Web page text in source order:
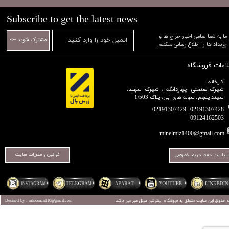
فروشگاه
کارخانه :
شهرک صنعتی چهاردانگه ، شهرک سهند،
سهند پنجم، سوله های آبی، پلاک 1/503
02191307428 -02191307429
09124162503​​​​​​​​​​​​​​​​​​​​​
minelmiz1400@gmail.com
Subscribe to get the latest news
​​​​​​​ما به شما تمامی اخبار حراج ها و
رویداد ها را اطلاع رسانی میکنیم.​​​​​​​
مشترک شوید -->
سیاست حفظ حریم خصوصی قوانین و مقررات سایت
حقوق این سایت متعلق به فروشگاه اینترنتی مینل میز می باشد Desined by : mhooman110@gmail.com